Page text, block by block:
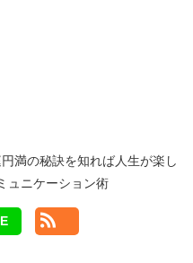
満の秘訣を知れば人生が楽し
ュニケーション術